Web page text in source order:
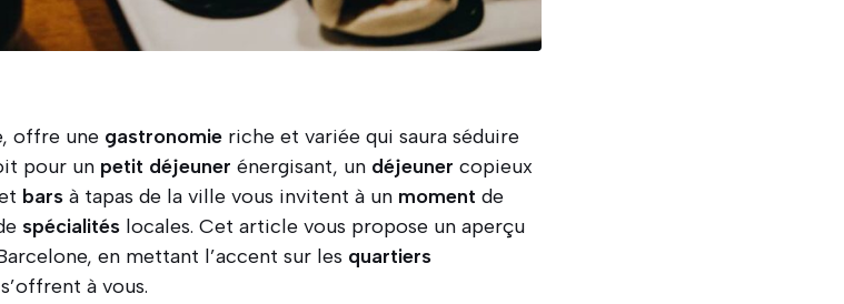
offre une gastronomie riche et variée qui saura séduire
pour un petit déjeuner énergisant, un déjeuner copieux
bars à tapas de la ville vous invitent à un moment de
spécialités locales. Cet article vous propose un aperçu
en mettant l’accent sur les quartiers
à vous.